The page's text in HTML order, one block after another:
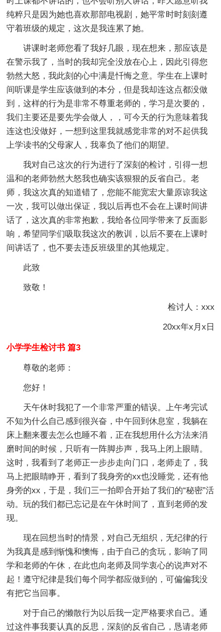
纯粹只是因为她也喜欢那部电视剧，她平常时时刻刻遵
守着班级的规定，这次是我连累了她。
讲课时老师您看了我好几眼，现在想来，那应该是
在警示我了，当时的我却完全没放在心上，因此引得您
勃然大怒，我此刻的心中满是忏悔之意。学生在上课时
间听课是学生应该做到的本分，但是我却连这点都没做
到，这样的行为是非常不尊重老师的，学习是次要的，
我们主要还是要先学会做人，，可今天的行为意味着我
连这也没做好，一想到这里我就感觉非常的对不起供我
上学读书的父母家人，我辜负了他们的期望。
我对自己这次的行为进行了深刻的检讨，引得一想
温和的老师勃然大怒我也确实该狠狠的反省自己。老
师，我这次真的知道错了，您能不能宽宏大量原谅我这
一次，我可以做出保证，我以后再也不会在上课时间讲
话了，这次真的非常抱歉，我给各位同学带来了反面影
响，希望同学们吸取我这次的教训，以后不要在上课时
间讲话了，也不要去违反班级里的其他规定。
此致
致敬！
检讨人：xxx
20xx年x月x日
小学学生检讨书 篇3
尊敬的老师：
您好！
天午休时我犯了一个非常严重的错误。上午考完试
不知为什么自己感到很兴奋，中午回到休息室，我躺在
床上翻来覆去怎么也睡不着，正在我想用什么方法来消
磨时间的时候，只听有一阵脚步声，我马上闭上眼睛。
这时，我看到了老师正一步步走向门口，老师走了，我
马上把眼睛睁开，看到了我身旁的xx也没睡觉，还有他
身旁的xx，于是，我们三一拍即合开始了我们的“秘密”活
动。玩的我们都已忘记是在午休时间了，直到老师的发
现。
现在回想当时的情景，对自己无组织，无纪律的行
为我真是感到惭愧和懊悔，由于自己的贪玩，影响了同
学和老师的午休，在此也向老师及同学衷心的说声对不
起！遵守纪律是我们每个同学都应做到的，可偏偏我没
有把它当回事。
对于自己的懒散行为以后我一定严格要求自己。通
过这件事我要认真的反思，深刻的反省自己，恳请老师